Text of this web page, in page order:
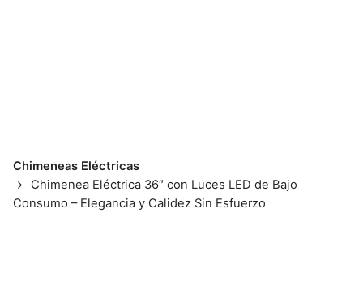
Chimeneas Eléctricas
Chimenea Eléctrica 36″ con Luces LED de Bajo
Consumo – Elegancia y Calidez Sin Esfuerzo